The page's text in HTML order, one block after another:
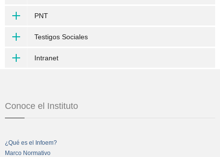
PNT
Testigos Sociales
Intranet
Conoce el Instituto
¿Qué es el Infoem?
Marco Normativo